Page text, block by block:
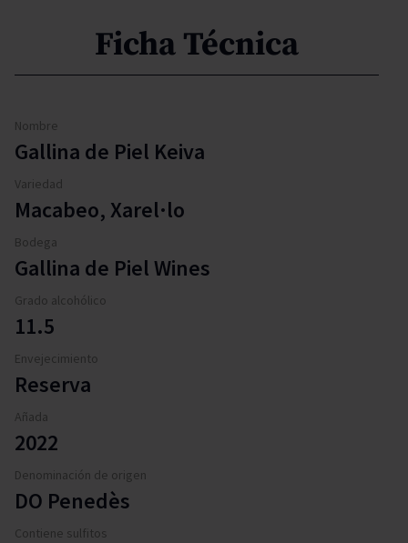
Ficha Técnica
Nombre
Gallina de Piel Keiva
Variedad
Macabeo, Xarel·lo
Bodega
Gallina de Piel Wines
Grado alcohólico
11.5
Envejecimiento
Reserva
Añada
2022
Denominación de origen
DO Penedès
Contiene sulfitos